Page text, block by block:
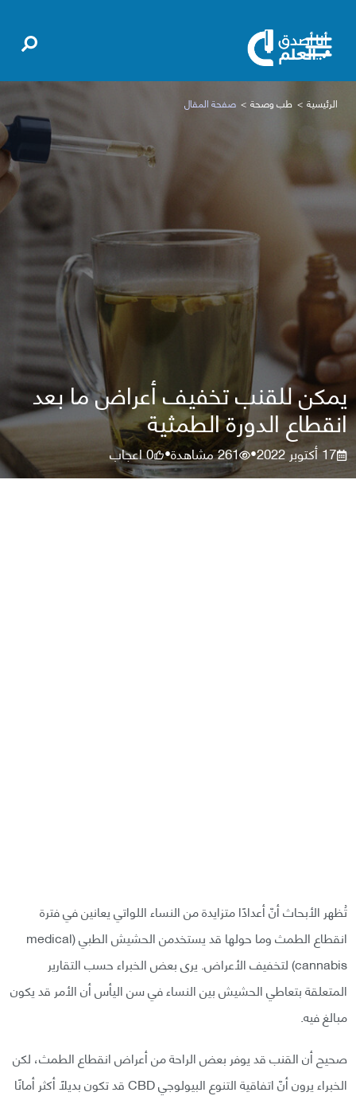
الرئيسية طب وصحة صفحة المقال
يمكن للقنب تخفيف أعراض ما بعد
انقطاع الدورة الطمثية
17 أكتوبر 2022 •
261مشاهدة•
0اعجاب
تُظهر الأبحاث أنّ أعدادًا متزايدة من النساء اللواتي يعانين في فترة
انقطاع الطمث وما حولها قد يستخدمن الحشيش الطبي (medical
cannabis) لتخفيف الأعراض. يرى بعض الخبراء حسب التقارير
المتعلقة بتعاطي الحشيش بين النساء في سن اليأس أن الأمر قد يكون
مبالغ فيه.
صحيح أن القنب قد يوفر بعض الراحة من أعراض انقطاع الطمث، لكن
الخبراء يرون أنّ اتفاقية التنوع البيولوجي CBD قد تكون بديلًا أكثر أمانًا